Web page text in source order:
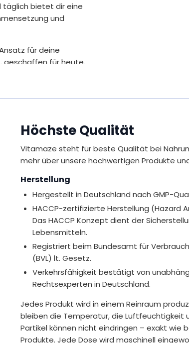
täglich bietet dir eine
und
für deine
geschaffen für heute.
Höchste Qualität
Vitamaze steht für beste Qualität bei
mehr über unsere hochwertigen Produkte
Herstellung
Hergestellt in Deutschland nach GMP-
HACCP-zertifizierte Herstellung (Hazard
Das HACCP Konzept dient der
Lebensmitteln.
Registriert beim Bundesamt für
(BVL) lt. Gesetz.
Verkehrsfähigkeit bestätigt von
Rechtsexperten in Deutschland.
Jedes Produkt wird in einem Reinraum
bleiben die Temperatur, die Luftfeuchtigkeit
Partikel können nicht eindringen – exakt wie
Produkte. Jede Dose wird maschinell